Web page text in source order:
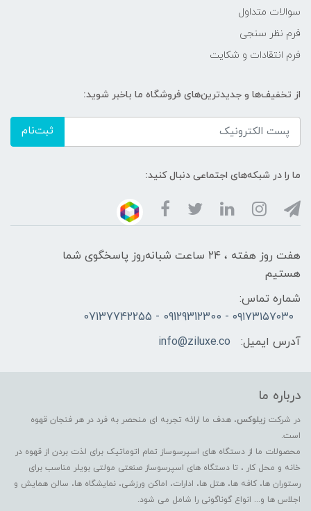
سوالات متداول
فرم نظر سنجی
فرم انتقادات و شکایت
از تخفیف‌ها و جدیدترین‌های فروشگاه ما باخبر شوید:
ثبت‌نام
ما را در شبکه‌های اجتماعی دنبال کنید:
هفت روز هفته ، ۲۴ ساعت شبانه‌روز پاسخگوی شما
هستیم
شماره تماس:
۰۹۱۷۳۱۵۷۰۳۰ - 09129312300 - 07137742255
آدرس ایمیل:
info@ziluxe.co
درباره ما
در شرکت زیلوکس، هدف ما ارائه تجربه ای منحصر به فرد در هر فنجان قهوه
است.
محصولات ما از دستگاه های اسپرسوساز تمام اتوماتیک برای لذت بردن از قهوه در
خانه و محل کار ، تا دستگاه های اسپرسوساز صنعتی مولتی بویلر مناسب برای
رستوران ها، کافه ها، هتل ها، ادارات، اماکن ورزشی، نمایشگاه ها، سالن همایش و
اجلاس ها و... انواع گوناگونی را شامل می شود.